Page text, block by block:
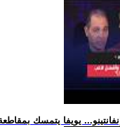
يويفا يتمسك